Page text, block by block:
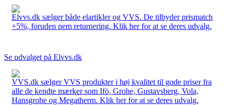
Elvvs.dk sælger både elartikler og VVS. De tilbyder prismatch
+5%, foruden nem returnering. Klik her for at se deres udvalg.
Se udvalget på Elvvs.dk
VVS.dk sælger VVS produkter i høj kvalitet til gode priser fra
alle de kendte mærker som Ifö, Grohe, Gustavsberg, Vola,
Hansgrohe og Megatherm. Klik her for at se deres udvalg.